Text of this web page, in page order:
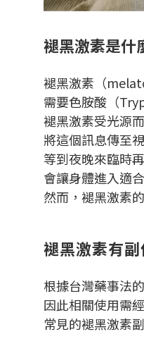
褪黑激素是什
褪黑激素（
需要色胺酸（
褪黑激素受光源
將這個訊息傳至
等到夜晚來臨時
會讓身體進入適
然而，褪黑激素
褪黑激素有
根據台灣藥事法
因此相關使用需
常見的褪黑激素